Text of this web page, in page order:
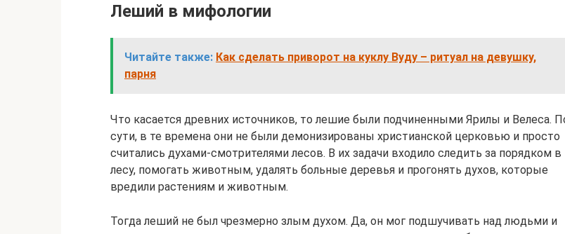
Леший в мифологии
Читайте также: Как сделать приворот на куклу Вуду – ритуал на девушку,
парня
Что касается древних источников, то лешие были подчиненными Ярилы и Велеса.
сути, в те времена они не были демонизированы христианской церковью и просто
считались духами-смотрителями лесов. В их задачи входило следить за порядком в
лесу, помогать животным, удалять больные деревья и прогонять духов, которые
вредили растениям и животным.
Тогда леший не был чрезмерно злым духом. Да, он мог подшучивать над людьми и